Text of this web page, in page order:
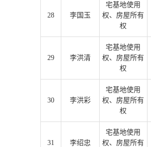
28 李国玉
宅基地使用
权、房屋所有
权
29 李洪清
宅基地使用
权、房屋所有
权
30 李洪彩
宅基地使用
权、房屋所有
权
31 李绍忠
宅基地使用
权、房屋所有